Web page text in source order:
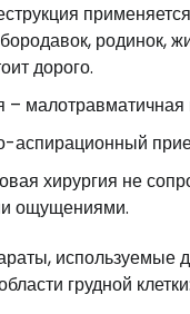
родинок,
дорого.
–
аспирационный
хирургия не
ощущениями.
используемые
грудной клетки: